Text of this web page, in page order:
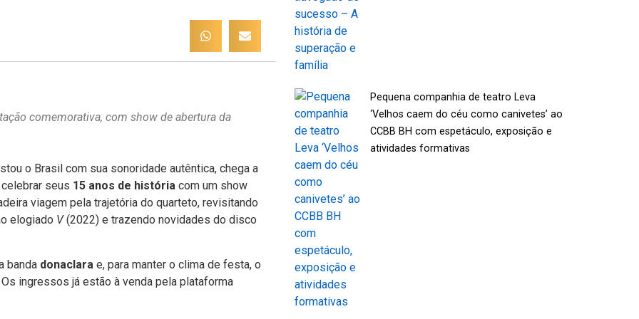
comemorativa, com show de abertura da
o Brasil com sua sonoridade autêntica, chega a
celebrar seus 15 anos de história com um show
viagem pela trajetória do quarteto, revisitando
elogiado V(2022) e trazendo novidades do disco
banda donaclara e, para manter o clima de festa, o
ingressos já estão à venda pela plataforma
Pequena companhia de teatro Leva
‘Velhos caem do céu como canivetes’ ao
CCBB BH com espetáculo, exposição e
atividades formativas